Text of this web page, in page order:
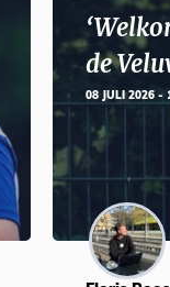
de
08 JULI 2026 -